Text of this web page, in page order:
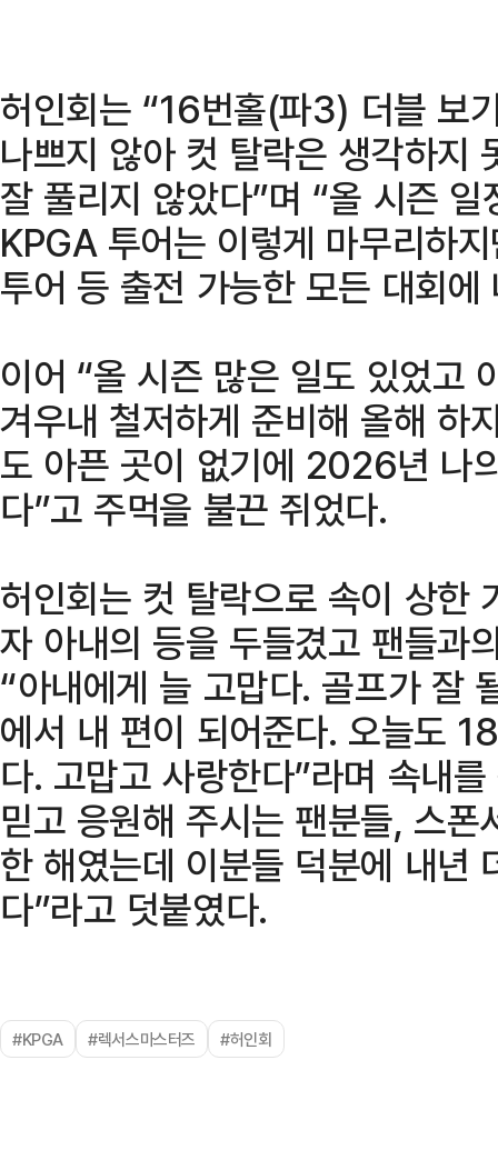
허인회는 “16번홀(파3) 더블 보
나쁘지 않아 컷 탈락은 생각하지
잘 풀리지 않았다”며 “올 시즌
KPGA 투어는 이렇게 마무리하
투어 등 출전 가능한 모든 대회
이어 “올 시즌 많은 일도 있었고
겨우내 철저하게 준비해 올해 하
도 아픈 곳이 없기에 2026년 나
다”고 주먹을 불끈 쥐었다.
허인회는 컷 탈락으로 속이 상한
자 아내의 등을 두들겼고 팬들과
“아내에게 늘 고맙다. 골프가 잘
에서 내 편이 되어준다. 오늘도
다. 고맙고 사랑한다”라며 속내
믿고 응원해 주시는 팬분들, 스
한 해였는데 이분들 덕분에 내년
다”라고 덧붙였다.
#KPGA #렉서스마스터즈 #허인회